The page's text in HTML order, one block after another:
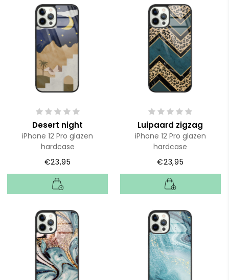
Desert night
iPhone 12 Pro glazen
hardcase
€23,95
Luipaard zigzag
iPhone 12 Pro glazen
hardcase
€23,95